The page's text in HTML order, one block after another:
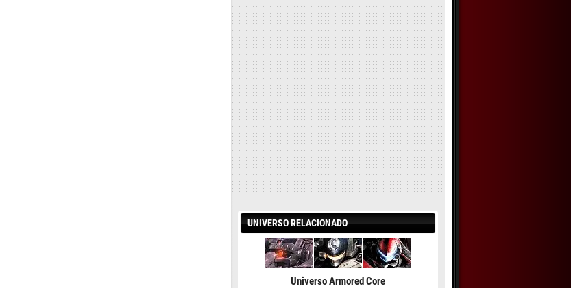
UNIVERSO RELACIONADO
Universo Armored Core